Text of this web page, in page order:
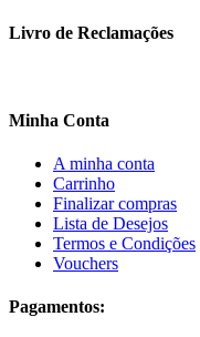
Livro de Reclamações
Minha Conta
A minha conta
Carrinho
Finalizar compras
Lista de Desejos
Termos e Condições
Vouchers
Pagamentos: